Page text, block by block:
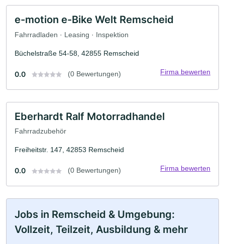
e-motion e-Bike Welt Remscheid
Fahrradladen · Leasing · Inspektion
Büchelstraße 54-58, 42855 Remscheid
0.0 (0 Bewertungen) Firma bewerten
Eberhardt Ralf Motorradhandel
Fahrradzubehör
Freiheitstr. 147, 42853 Remscheid
0.0 (0 Bewertungen) Firma bewerten
Jobs in Remscheid & Umgebung:
Vollzeit, Teilzeit, Ausbildung & mehr